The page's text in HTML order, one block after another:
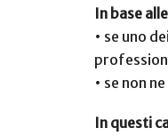
In base
• se uno
• se non
In questi